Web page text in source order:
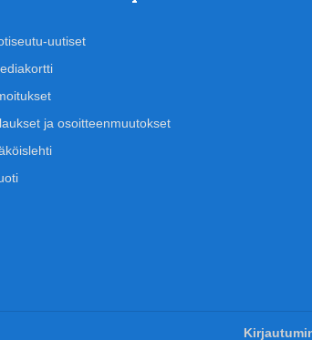
uutiset
ja osoitteenmuutokset